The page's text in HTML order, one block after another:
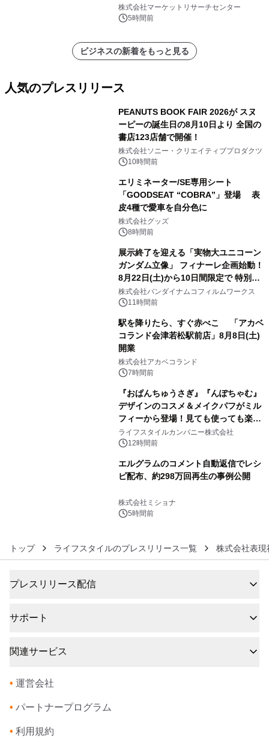
メント、その他）・分析レポートを発
表
株式会社マーケットリサーチセンター
5時間前
ビジネスの新着をもっと見る
人気のプレスリリース
PEANUTS BOOK FAIR 2026が スヌ
ーピーの誕生日の8月10日より 全国の
書店123店舗で開催！
株式会社ソニー・クリエイティブプロダクツ
10時間前
エリミネーター/SE専用シート
「GOODSEAT “COBRA”」登場 表
皮4種で愛車を自分色に
株式会社グッズ
8時間前
展示終了を迎える「実物大ユニコーン
ガンダム立像」 フィナーレ企画始動！
8月22日(土)から10日間限定で 特別映
像『UNICORN GUNDAM Statue ―
BEYOND POSSIBILITY ―』を上映！
株式会社バンダイナムコフィルムワークス
11時間前
駅を降りたら、すぐ赤べこ 「アカベ
コランド会津若松駅前店」8月8日(土)
開業
株式会社アカベコランド
7時間前
『おぱんちゅうさぎ』『んぽちゃむ』
デザインのコスメ＆メイクパフがミル
フィーから登場！見ても使っても楽し
い、ポップでキュートなコレクショ
ン。
ライフスタイルカンパニー株式会社
12時間前
エルグラムのコメント自動返信でレシ
ピ配布、約298万回再生の事例公開
株式会社ミショナ
5時間前
トップ ライフスタイルのプレスリリース一覧 株式会社表現
プレスリリース配信
サポート
関連サービス
• 運営会社
• パートナープログラム
• 利用規約